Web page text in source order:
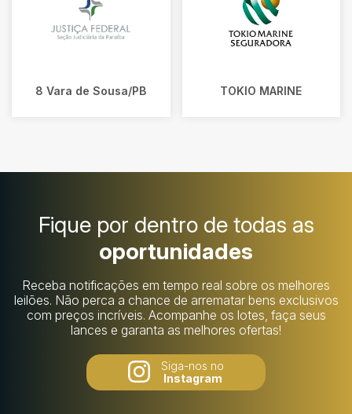
8 Vara de Sousa/PB TOKIO MARINE
Fique por dentro de todas as
oportunidades
Receba notificações em tempo real sobre os melhores
leilões. Não perca a chance de arrematar bens exclusivos
com preços incríveis. Acompanhe os lotes, faça seus
lances e garanta as melhores ofertas!
Siga-nos no
Instagram